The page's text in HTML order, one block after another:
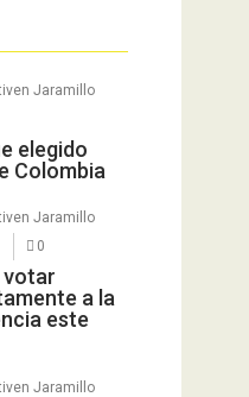
Jaramillo
elegido
Colombia
Jaramillo
0
votar
a la
este
Jaramillo